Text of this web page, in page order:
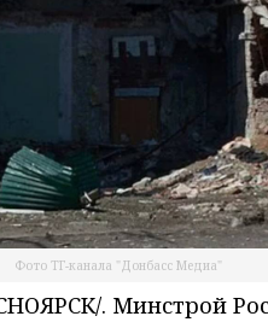
Фото ТГ-канала "Донбасс Медиа"
. Минстрой